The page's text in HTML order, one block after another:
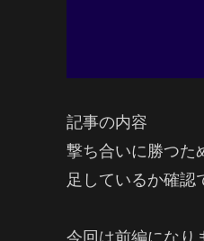
記事の内容
撃ち合いに勝つた
足しているか確認